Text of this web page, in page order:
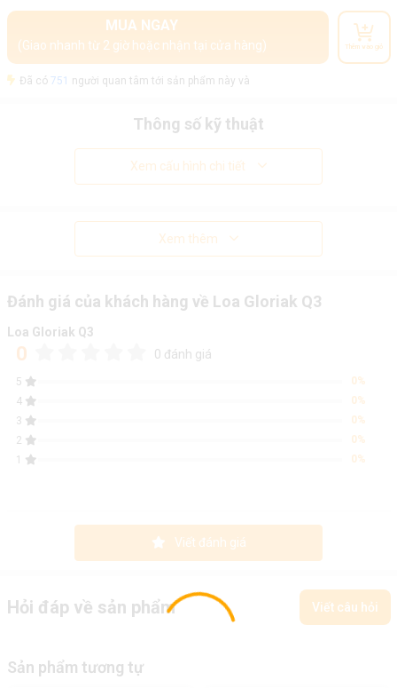
MUA NGAY
(Giao nhanh từ 2 giờ hoặc nhận tại cửa hàng) Thêm vào giỏ
Đã có 751 người quan tâm tới sản phẩm này và
Thông số kỹ thuật
Xem cấu hình chi tiết
Xem thêm
Đánh giá của khách hàng về Loa Gloriak Q3
Loa Gloriak Q3
0 0 đánh giá
5
0%
4
0%
3
0%
2
0%
1
0%
Viết đánh giá
Hỏi đáp về sản phẩm Viết câu hỏi
Sản phẩm tương tự